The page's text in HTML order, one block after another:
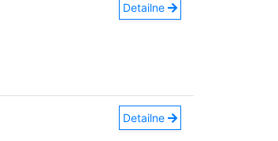
Detailne
Detailne